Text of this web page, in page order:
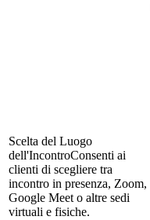
Scelta del Luogo
dell'IncontroConsenti ai
clienti di scegliere tra
incontro in presenza, Zoom,
Google Meet o altre sedi
virtuali e fisiche.